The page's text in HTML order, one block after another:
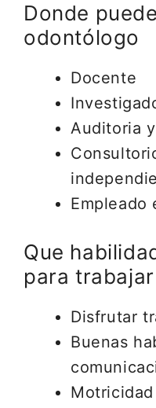
Donde
odontólogo
Docente
Auditoria
Empleado
Que
para
Disfrutar
Buenas